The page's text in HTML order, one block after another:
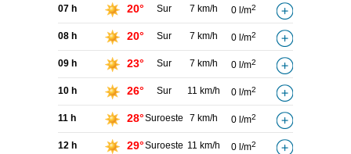
07 h 20° Sur 7 km/h 0 l/m2
08 h 20° Sur 7 km/h 0 l/m2
09 h 23° Sur 7 km/h 0 l/m2
10 h 26° Sur 11 km/h 0 l/m2
11 h 28°Suroeste 7 km/h 0 l/m2
12 h 29°Suroeste 11 km/h 0 l/m2